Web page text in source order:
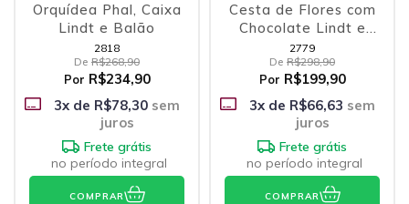
Orquídea Phal, Caixa
Lindt e Balão
2818
De R$268,90
Por R$234,90
3x de R$78,30 sem
juros
Frete grátis
no período integral
COMPRAR
Cesta de Flores com
Chocolate Lindt e
Outras Delícias
2779
De R$298,90
Por R$199,90
3x de R$66,63 sem
juros
Frete grátis
no período integral
COMPRAR